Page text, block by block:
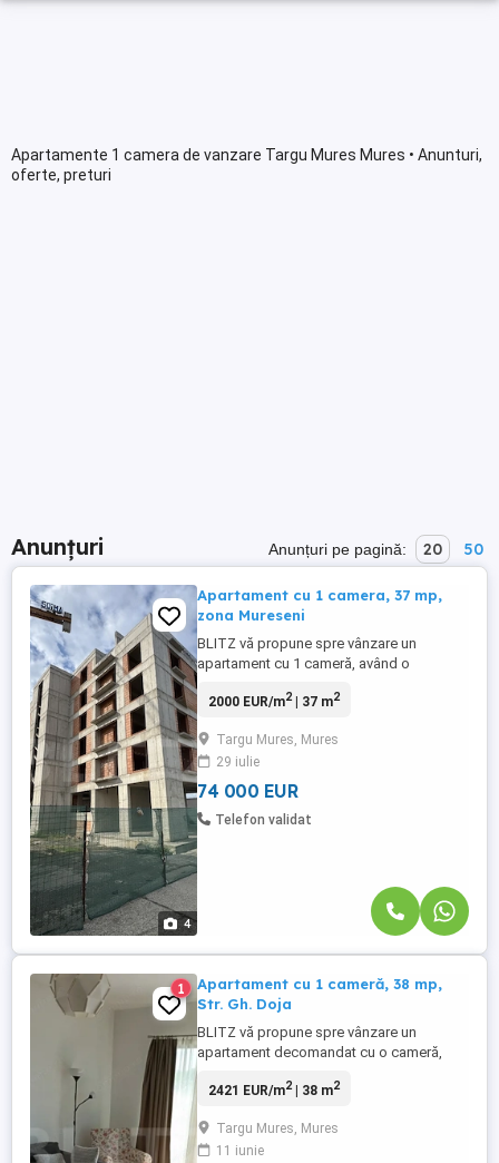
Apartamente 1 camera de vanzare Targu Mures Mures • Anunturi,
oferte, preturi
Anunțuri Anunțuri pe pagină: 20 50
4
Apartament cu 1 camera, 37 mp,
zona Mureseni
BLITZ vă propune spre vânzare un
apartament cu 1 cameră, având o
din 5 al unui imobil nou, construit cu
Locuința se predă semifinisată, oferindu-
vă posibilitatea de a o amenaja după
propriul gust și stil. Apartamentul ...
2000 EUR/m2| 37 m2
Targu Mures, Mures
29 iulie
74 000 EUR
Telefon validat
1
Apartament cu 1 cameră, 38 mp,
Str. Gh. Doja
BLITZ vă propune spre vânzare un
apartament decomandat cu o cameră,
2019), construit la cele mai înalte
este ideală atât pentru rezidență, cât și
pentru investiție (închiriere imediată).
2421 EUR/m2| 38 m2
Targu Mures, Mures
11 iunie